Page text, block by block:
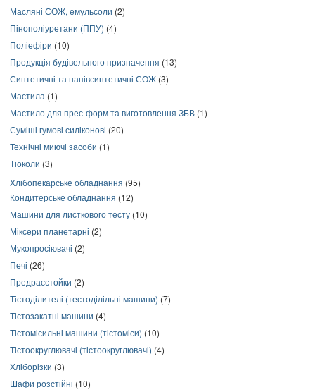
Масляні СОЖ, емульсоли (2)
Пінополіуретани (ППУ) (4)
Поліефіри (10)
Продукція будівельного призначення (13)
Синтетичні та напівсинтетичні СОЖ (3)
Мастила (1)
Мастило для прес-форм та виготовлення ЗБВ (1)
Суміші гумові силіконові (20)
Технічні миючі засоби (1)
Тіоколи (3)
Хлібопекарське обладнання (95)
Кондитерське обладнання (12)
Машини для листкового тесту (10)
Міксери планетарні (2)
Мукопросіювачі (2)
Печі (26)
Предрасстойки (2)
Тістоділителі (тестоділільні машини) (7)
Тістозакатні машини (4)
Тістомісильні машини (тістоміси) (10)
Тістоокруглювачі (тістоокруглювачі) (4)
Хліборізки (3)
Шафи розстійні (10)